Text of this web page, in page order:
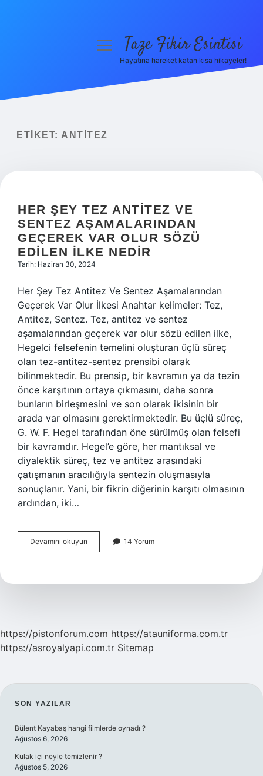
Yasal Uyarı
menüyüTaze Fikir Esintisi
Hayatına hareket katan kısa hikayeler!
ETIKET: ANTITEZ
HER ŞEY TEZ ANTITEZ VE
SENTEZ AŞAMALARINDAN
GEÇEREK VAR OLUR SÖZÜ
EDILEN ILKE NEDIR
Tarih: Haziran 30, 2024
Her Şey Tez Antitez Ve Sentez Aşamalarından
Geçerek Var Olur İlkesi Anahtar kelimeler: Tez,
Antitez, Sentez. Tez, antitez ve sentez
aşamalarından geçerek var olur sözü edilen ilke,
Hegelci felsefenin temelini oluşturan üçlü süreç
olan tez-antitez-sentez prensibi olarak
bilinmektedir. Bu prensip, bir kavramın ya da tezin
önce karşıtının ortaya çıkmasını, daha sonra
bunların birleşmesini ve son olarak ikisinin bir
arada var olmasını gerektirmektedir. Bu üçlü süreç,
G. W. F. Hegel tarafından öne sürülmüş olan felsefi
bir kavramdır. Hegel’e göre, her mantıksal ve
diyalektik süreç, tez ve antitez arasındaki
çatışmanın aracılığıyla sentezin oluşmasıyla
sonuçlanır. Yani, bir fikrin diğerinin karşıtı olmasının
ardından, iki…
Devamını okuyun
şey
ve
olur
sözü
14 Yorum
https://pistonforum.com https://atauniforma.com.tr
https://asroyalyapi.com.tr Sitemap
SIDEBAR
SON YAZILAR
Bülent Kayabaş hangi filmlerde oynadı ?
Ağustos 6, 2026
Kulak içi neyle temizlenir ?
Ağustos 5, 2026